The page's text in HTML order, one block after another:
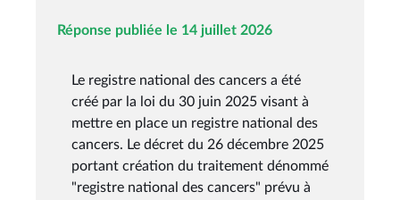
Réponse publiée le 14 juillet 2026
Le registre national des cancers a été
créé par la loi du 30 juin 2025 visant à
mettre en place un registre national des
cancers. Le décret du 26 décembre 2025
portant création du traitement dénommé
"registre national des cancers" prévu à